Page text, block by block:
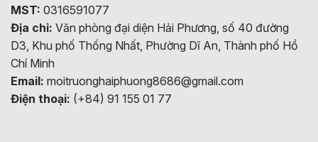
MST: 0316591077
Địa chỉ: Văn phòng đại diện Hải Phương, số 40 đường
D3, Khu phố Thống Nhất, Phường Dĩ An, Thành phố Hồ
Chí Minh
Email: moitruonghaiphuong8686@gmail.com
Điện thoại: (+84) 91 155 01 77